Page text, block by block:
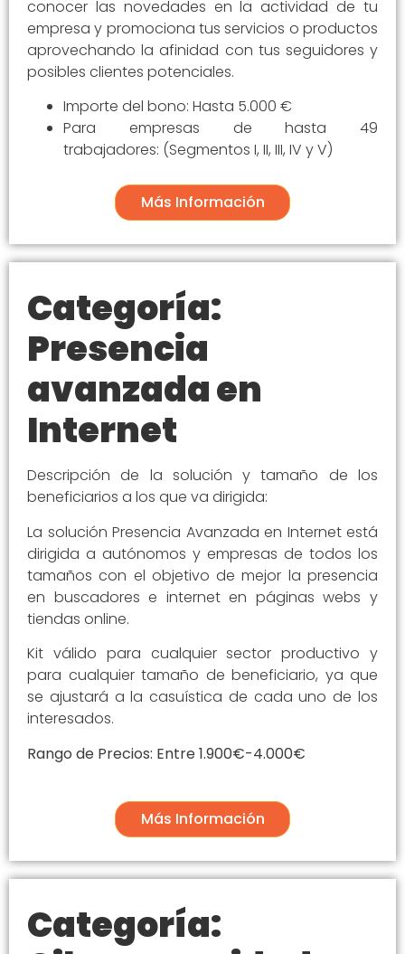
conocer las novedades en la actividad de tu
empresa y promociona tus servicios o productos
aprovechando la afinidad con tus seguidores y
posibles clientes potenciales.
Importe del bono: Hasta 5.000 €
Para empresas de hasta 49
trabajadores: (Segmentos I, II, III, IV y V)
Más Información
Categoría:
Presencia
avanzada en
Internet
Descripción de la solución y tamaño de los
beneficiarios a los que va dirigida:
La solución Presencia Avanzada en Internet está
dirigida a autónomos y empresas de todos los
tamaños con el objetivo de mejor la presencia
en buscadores e internet en páginas webs y
tiendas online.
Kit válido para cualquier sector productivo y
para cualquier tamaño de beneficiario, ya que
se ajustará a la casuística de cada uno de los
interesados.
Rango de Precios: Entre 1.900€-4.000€
Más Información
Categoría: